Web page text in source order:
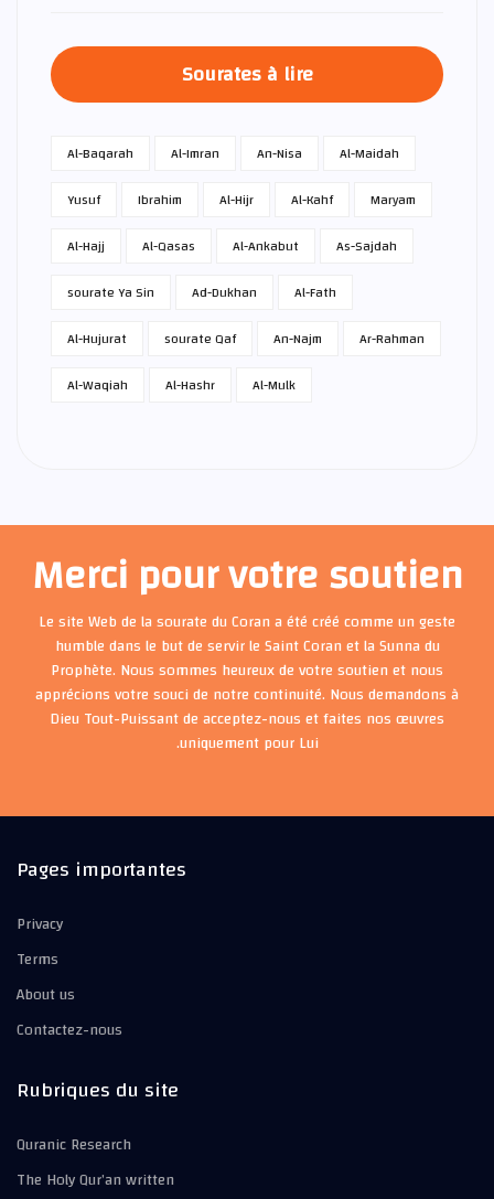
Sourates à lire
Al-Baqarah Al-Imran An-Nisa
Al-Maidah
Yusuf
Ibrahim Al-Hijr Al-Kahf
Maryam
Al-Hajj
Al-Qasas Al-Ankabut
As-Sajdah
sourate Ya Sin
Ad-Dukhan
Al-Fath
Al-Hujurat
sourate Qaf An-Najm
Ar-Rahman
Al-Waqiah
Al-Hashr Al-Mulk
Merci pour votre soutien
Le site Web de la sourate du Coran a été créé comme un geste
humble dans le but de servir le Saint Coran et la Sunna du
Prophète. Nous sommes heureux de votre soutien et nous
apprécions votre souci de notre continuité. Nous demandons à
Dieu Tout-Puissant de acceptez-nous et faites nos œuvres
uniquement pour Lui.
Pages importantes
Privacy
Terms
About us
Contactez-nous
Rubriques du site
Quranic Research
The Holy Qur’an written